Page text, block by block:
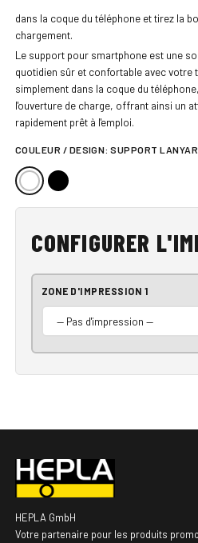
dans la coque du téléphone et tirez la
chargement.
Le support pour smartphone est une
quotidien sûr et confortable avec votre
simplement dans la coque du
l'ouverture de charge, offrant ainsi un
rapidement prêt à l'emploi.
COULEUR / DESIGN:SUPPORT
CONFIGURER
ZONE D'IMPRESSION 1
HEPLA GmbH
Votre partenaire pour les produits